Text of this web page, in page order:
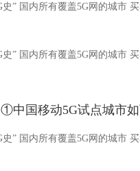
①中国移动5G试点城市如